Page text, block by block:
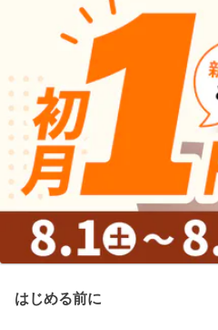
はじめる前に